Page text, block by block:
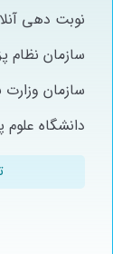
نوبت دهی
سازمان نظام
سازمان
دانشگاه